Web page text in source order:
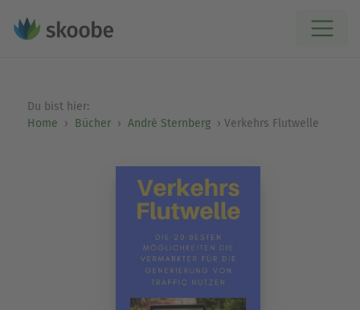
Du bist hier:
Home
Bücher André Sternberg Verkehrs Flutwelle